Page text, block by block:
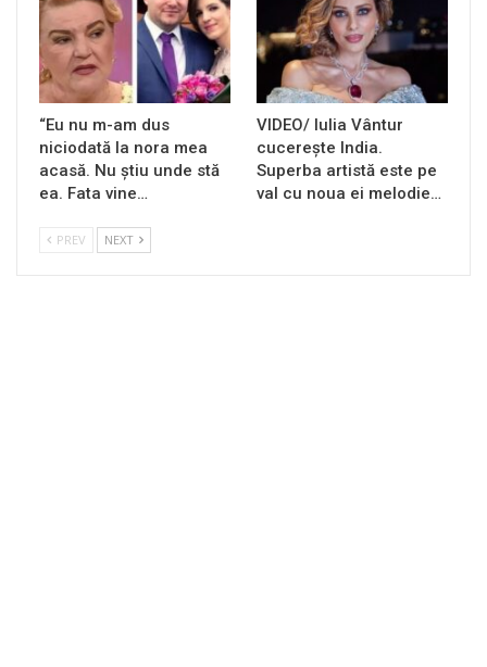
“Eu nu m-am dus
niciodată la nora mea
acasă. Nu știu unde stă
ea. Fata vine…
VIDEO/ Iulia Vântur
cucerește India.
Superba artistă este pe
val cu noua ei melodie…
PREV NEXT